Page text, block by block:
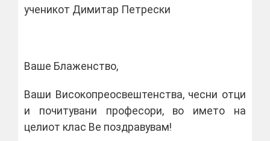
ученикот Димитар Петрески
Ваше Блаженство,
Ваши Високопреосвештенства, чесни отци
и почитувани професори, во името на
целиот клас Ве поздравувам!